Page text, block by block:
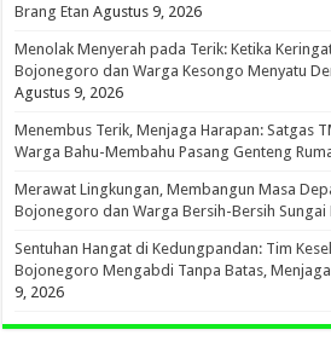
Brang Etan Agustus 9, 2026
Menolak Menyerah pada Terik: Ketika
Bojonegoro dan Warga Kesongo Menyatu
Agustus 9, 2026
Menembus Terik, Menjaga Harapan: Satgas
Warga Bahu-Membahu Pasang Genteng
Merawat Lingkungan, Membangun Masa
Bojonegoro dan Warga Bersih-Bersih Sungai
Sentuhan Hangat di Kedungpandan: Tim
Bojonegoro Mengabdi Tanpa Batas,
9, 2026